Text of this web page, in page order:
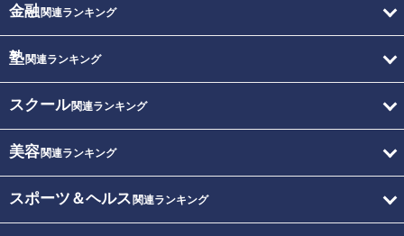
金融関連ランキング
塾関連ランキング
スクール関連ランキング
美容関連ランキング
スポーツ＆ヘルス 関連ランキング